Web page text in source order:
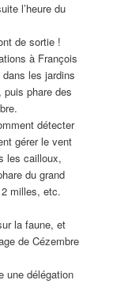
l’heure du
de sortie !
à François
les jardins
phare des
détecter
gérer le vent
les cailloux,
du grand
milles, etc.
la faune, et
de Cézembre
une délégation